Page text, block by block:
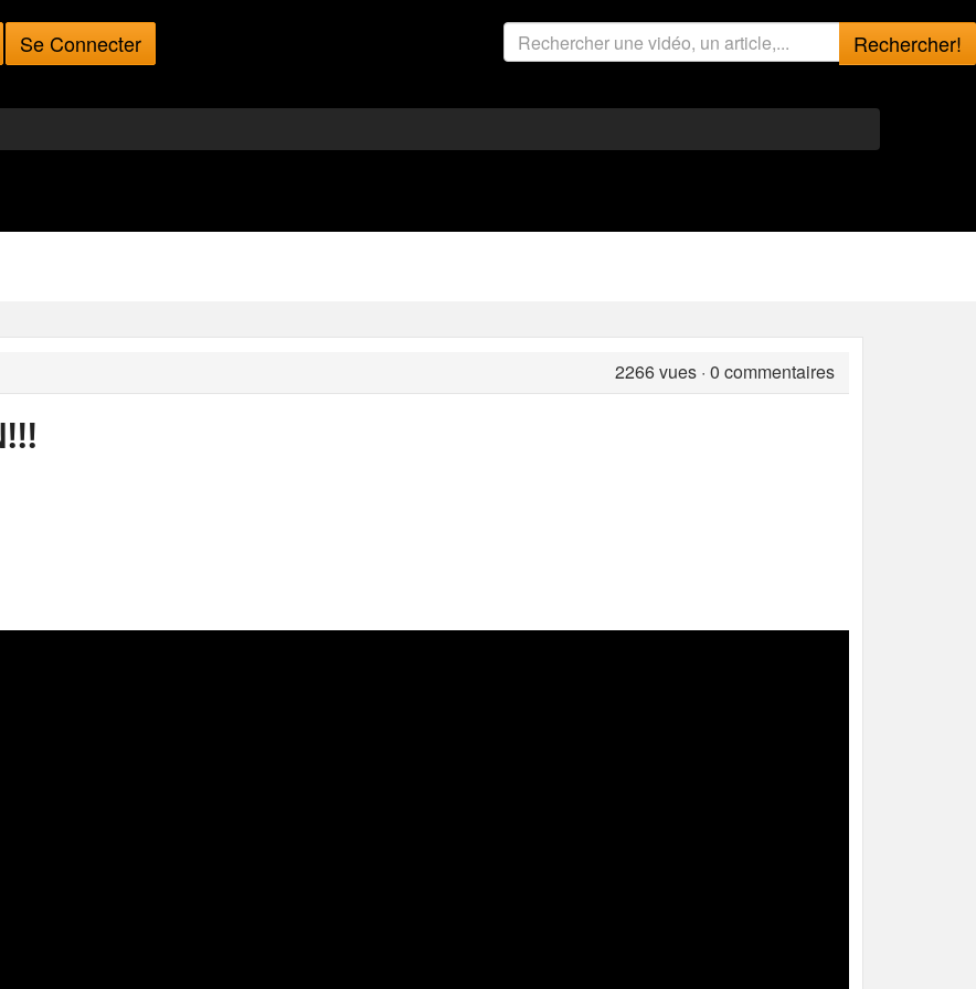
Se Connecter Rechercher!
2266vues · 0 commentaires